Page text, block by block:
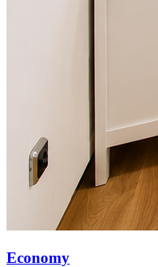
Economy